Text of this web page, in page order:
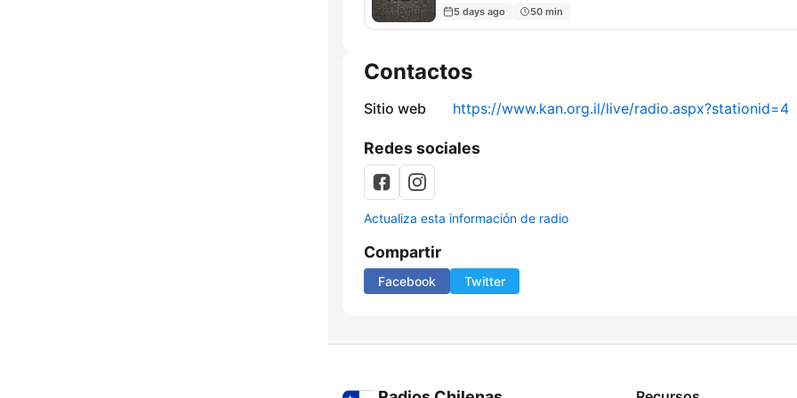
5 days ago 50 min
Contactos
Sitio web https://www.kan.org.il/live/radio.aspx?stationid=4
Redes sociales
Actualiza esta información de radio
Compartir
Facebook Twitter